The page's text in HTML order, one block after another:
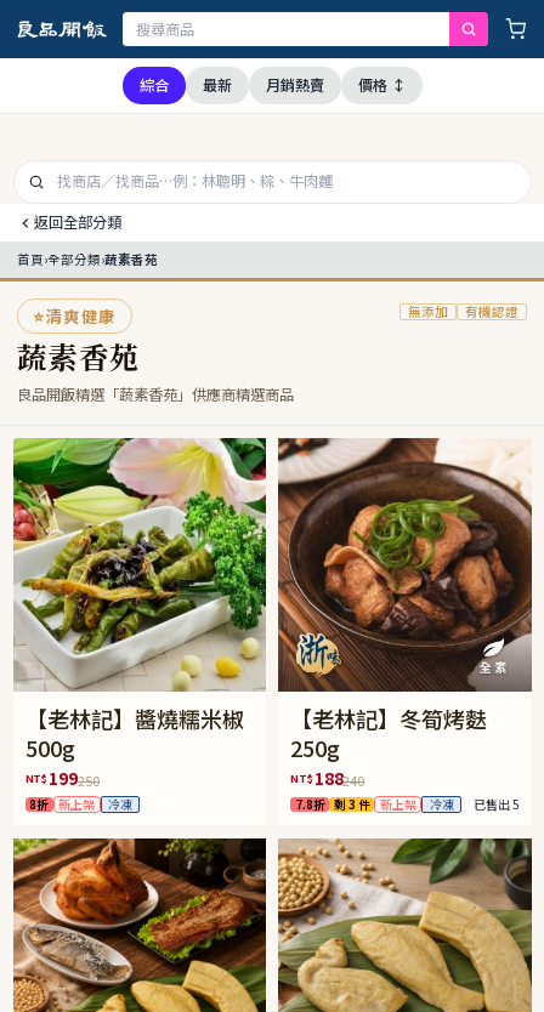
本公司全品項與上游供應商均未採用問題油品，請安心購買食用
綜合 最新 月銷熱賣 價格 ↕
返回全部分類
首頁›全部分類›蔬素香苑
⭐清爽健康
蔬素香苑
良品開飯精選「蔬素香苑」供應商精選商品
無添加 有機認證
【老林記】醬燒糯米椒
500g
NT$ 199250
8折 新上架 冷凍
【老林記】冬筍烤麩
250g
NT$ 188240
7.8折 剩 3 件 新上架 冷凍 已售出 5